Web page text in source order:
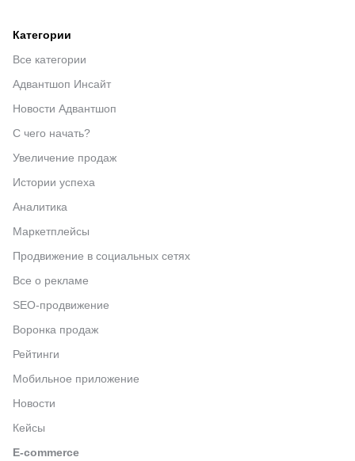
Категории
Все категории
Адвантшоп Инсайт
Новости Адвантшоп
С чего начать?
Увеличение продаж
Истории успеха
Аналитика
Маркетплейсы
Продвижение в социальных сетях
Все о рекламе
SEO-продвижение
Воронка продаж
Рейтинги
Мобильное приложение
Новости
Кейсы
E-commerce